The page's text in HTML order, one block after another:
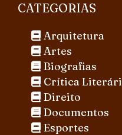
CATEGORIAS
Arquitetura
Artes
Biografias
Crítica
Direito
Documentos
Esportes